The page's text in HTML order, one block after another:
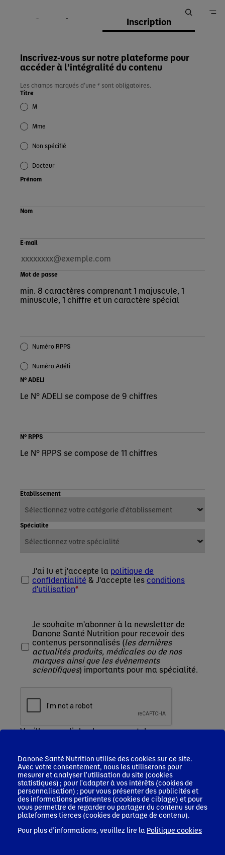
Connexion Inscription
Inscrivez-vous sur notre plateforme pour
accéder à l’intégralité du contenu
Les champs marqués d’une * sont obligatoires.
Titre
M
Mme
Non spécifié
Docteur
Prénom
Nom
E-mail
Mot de passe
min. 8 caractères comprenant 1 majuscule, 1
minuscule, 1 chiffre et un caractère spécial
Numéro RPPS
Numéro Adéli
N° ADELI
Le N° ADELI se compose de 9 chiffres
N° RPPS
Le N° RPPS se compose de 11 chiffres
Etablissement
Spécialite
J'ai lu et j'accepte la politique de
confidentialité & J'accepte lesconditions
d'utilisation
Je souhaite m'abonner à la newsletter de
Danone Santé Nutrition pour recevoir des
contenus personnalisés (les dernières
actualités produits, médicales ou de nos
marques ainsi que les évènements
scientifiques) importants pour ma spécialité.
Veuillez remplir le champ recaptcha
Les informations que vous nous communiquez
font l'objet d'un traitement sur la base de votre
consentement, par Nutricia Nutrition Clinique
SAS, responsable de ce traitement, afin de vous
inscrire, accéder à la plateforme et recevoir des
newsletters, le cas échéant.
durée de 3 ans après le dernier contact actif avec
Danone Santé Nutrition utilise des cookies sur ce site.
Avec votre consentement, nous les utiliserons pour
mesurer et analyser l'utilisation du site (cookies
statistiques) ; pour l'adapter à vos intérêts (cookies de
personnalisation) ; pour vous présenter des publicités et
des informations pertinentes (cookies de ciblage) et pour
vous permettre de regarder ou partager du contenu sur des
plateformes tierces (cookies de partage de contenu).
Pour plus d’informations, veuillez lire la Politique cookies